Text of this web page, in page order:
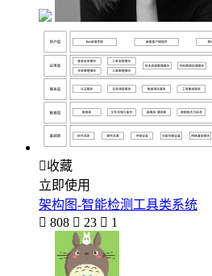
收藏
立即使用
架构图-智能检测工具类系统
 808  23  1